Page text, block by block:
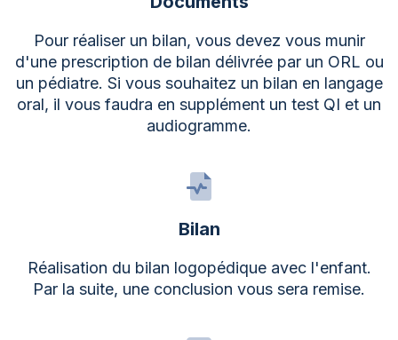
Pour réaliser un bilan, vous devez vous munir
d'une prescription de bilan délivrée par un ORL ou
un pédiatre. Si vous souhaitez un bilan en langage
oral, il vous faudra en supplément un test QI et un
audiogramme.
Bilan
Réalisation du bilan logopédique avec l'enfant.
Par la suite, une conclusion vous sera remise.